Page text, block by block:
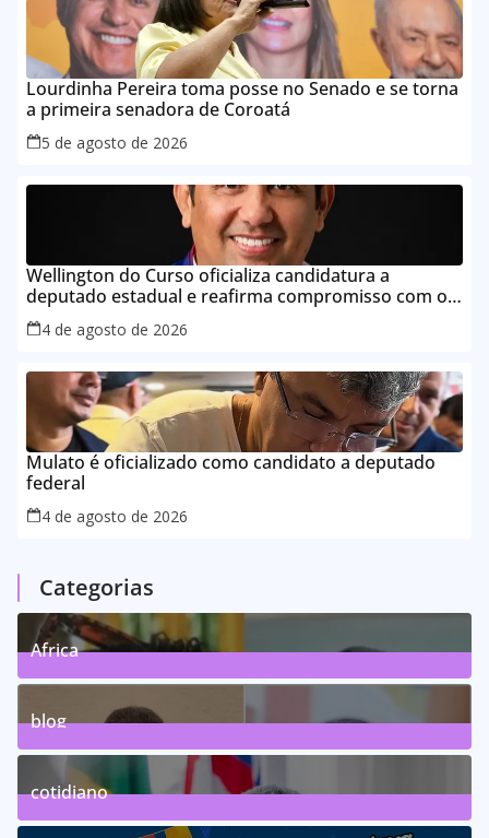
Lourdinha Pereira toma posse no Senado e se torna
a primeira senadora de Coroatá
5 de agosto de 2026
Wellington do Curso oficializa candidatura a
deputado estadual e reafirma compromisso com o
povo do Maranhão
4 de agosto de 2026
Mulato é oficializado como candidato a deputado
federal
4 de agosto de 2026
Categorias
Africa
0Posts
blog
75Posts
cotidiano
46Posts